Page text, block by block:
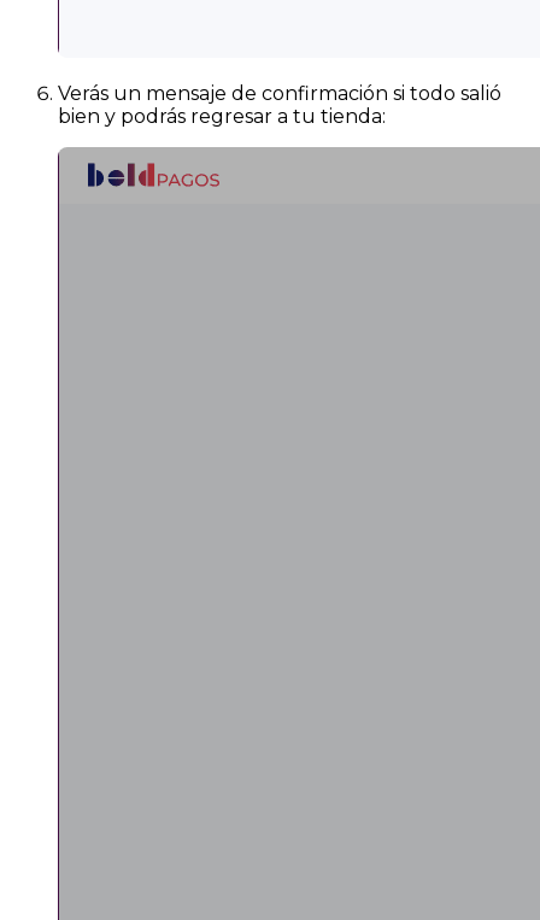
Verás un mensaje de confirmación si todo salió
bien y podrás regresar a tu tienda: